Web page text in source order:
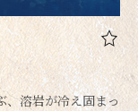
溶岩が冷え固まっ